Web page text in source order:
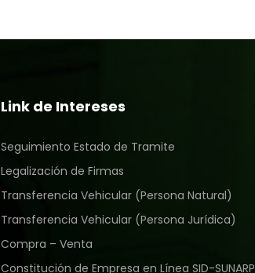
Link de Intereses
Seguimiento Estado de Tramite
Legalización de Firmas
Transferencia Vehicular (Persona Natural)
Transferencia Vehicular (Persona Jurídica)
Compra – Venta
Constitución de Empresa en Línea SID-SUNARP